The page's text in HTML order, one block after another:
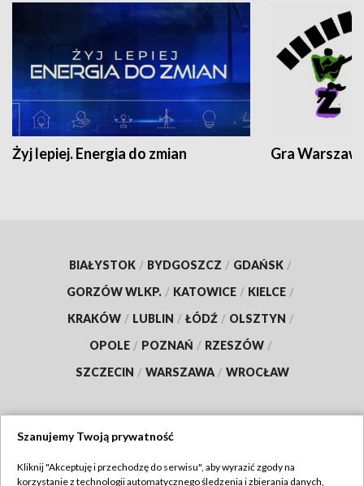
Żyj lepiej. Energia do zmian Gra
BIAŁYSTOK / BYDGOSZCZ / GDAŃSK /
GORZÓW WLKP. / KATOWICE / KIELCE /
KRAKÓW / LUBLIN / ŁÓDŹ / OLSZTYN /
OPOLE / POZNAŃ / RZESZÓW /
SZCZECIN / WARSZAWA / WROCŁAW
Szanujemy Twoją prywatność
Kliknij "Akceptuję i przechodzę do serwisu", aby wyrazić zgody na
korzystanie z technologii automatycznego śledzenia i zbierania danych,